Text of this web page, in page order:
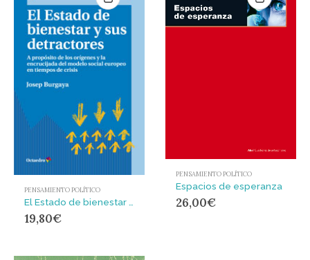
PENSAMIENTO POLÍTICO
19,80€
PENSAMIENTO POLÍTICO
Espacios de esperanza
26,00€